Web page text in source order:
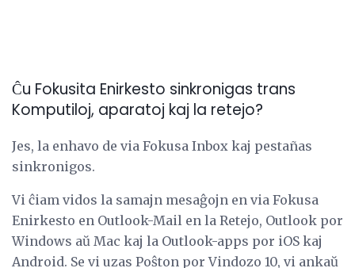
Ĉu Fokusita Enirkesto sinkronigas trans
Komputiloj, aparatoj kaj la retejo?
Jes, la enhavo de via Fokusa Inbox kaj pestañas
sinkronigos.
Vi ĉiam vidos la samajn mesaĝojn en via Fokusa
Enirkesto en Outlook-Mail en la Retejo, Outlook por
Windows aŭ Mac kaj la Outlook-apps por iOS kaj
Android. Se vi uzas Poŝton por Vindozo 10, vi ankaŭ